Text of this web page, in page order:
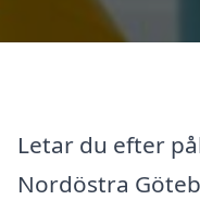
Letar du efter
Nordöstra